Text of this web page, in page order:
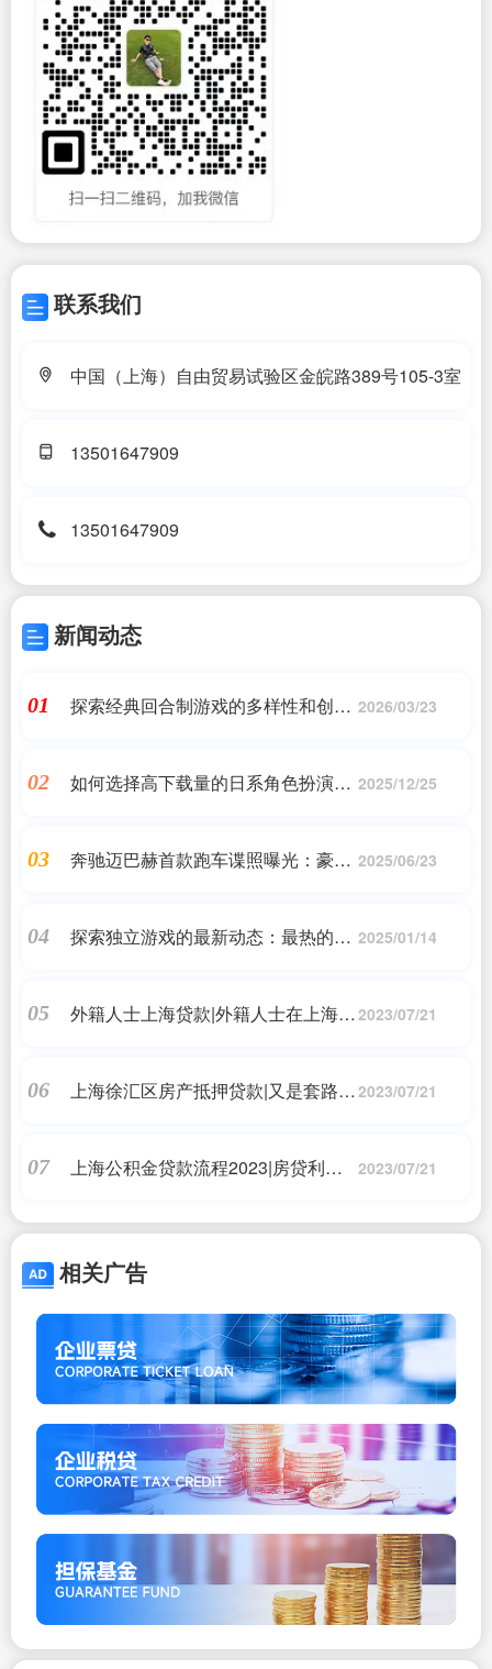
联系我们
中国（上海）自由贸易试验区金皖路389号105-3室
13501647909
13501647909
新闻动态
01
探索经典回合制游戏的多样性和创新 2026/03/23
02
如何选择高下载量的日系角色扮演游 2025/12/25
03
奔驰迈巴赫首款跑车谍照曝光：豪华 2025/06/23
04
探索独立游戏的最新动态：最热的五 2025/01/14
05
外籍人士上海贷款|外籍人士在上海申 2023/07/21
06
上海徐汇区房产抵押贷款|又是套路
2023/07/21
07
上海公积金贷款流程2023|房贷利率
2023/07/21
相关广告